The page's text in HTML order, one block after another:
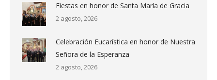
Fiestas en honor de Santa María de Gracia
2 agosto, 2026
Celebración Eucarística en honor de Nuestra
Señora de la Esperanza
2 agosto, 2026